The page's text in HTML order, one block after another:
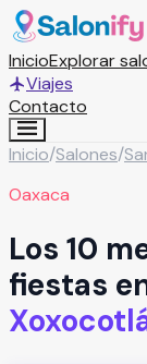
InicioExplorar
Viajes
Contacto
Inicio/Salones/
Oaxaca
Los 10
fiestas